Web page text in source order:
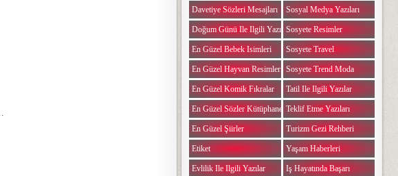
Davetiye Sözleri Mesajları
Doğum Günü Ile Ilgili Yazılar
En Güzel Bebek Isimleri
En Güzel Hayvan Resimleri
En Güzel Komik Fıkralar
En Güzel Sözler Kütüphanesi
En Güzel Şiirler
Etiket
Evlilik Ile Ilgili Yazılar
Sosyal Medya Yazıları
Sosyete Resimler
Sosyete Travel
Sosyete Trend Moda
Tatil Ile Ilgili Yazılar
Teklif Etme Yazıları
Turizm Gezi Rehberi
Yaşam Haberleri
Iş Hayatında Başarı